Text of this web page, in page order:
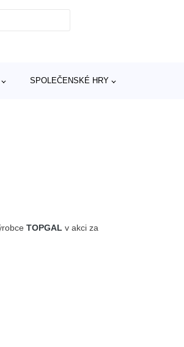
SPOLEČENSKÉ HRY
TOPGAL v akci za